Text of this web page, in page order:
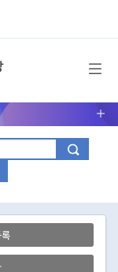
메뉴 열기
서브메뉴 열기